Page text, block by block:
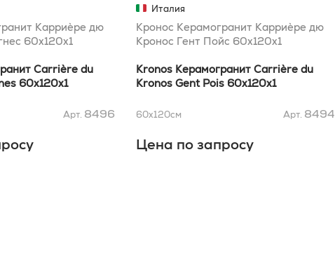
Карриèре дю
60x120х1
Carrière du
60x120х1
Арт. 8496
Италия
Кронос Керамогранит Карриèре дю
Кронос Гент Пойс 60x120х1
Kronos Керамогранит Carrière du
Kronos Gent Pois 60x120х1
60x120см Арт. 8494
Цена по запросу